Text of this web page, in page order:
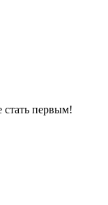
стать первым!